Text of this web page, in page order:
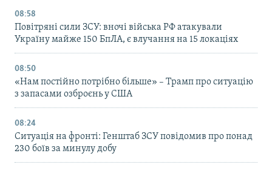
08:58
Повітряні сили ЗСУ: вночі війська РФ атакували
Україну майже 150 БпЛА, є влучання на 15 локаціях
08:50
«Нам постійно потрібно більше» – Трамп про ситуацію
з запасами озброєнь у США
08:24
Ситуація на фронті: Генштаб ЗСУ повідомив про понад
230 боїв за минулу добу